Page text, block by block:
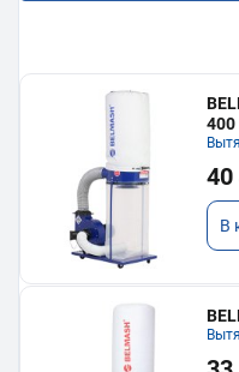
400
В